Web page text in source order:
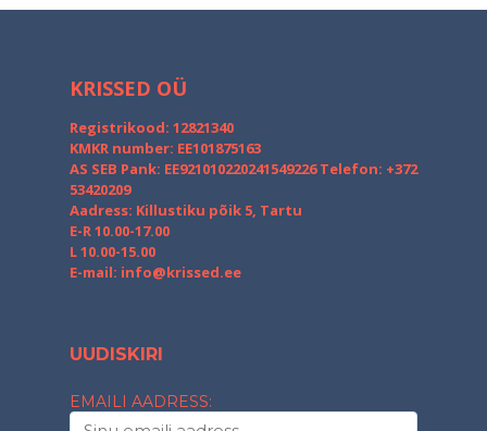
KRISSED OÜ
Registrikood: 12821340
KMKR number: EE101875163
AS SEB Pank: EE921010220241549226 Telefon: +372
53420209
Aadress: Killustiku põik 5, Tartu
E-R 10.00-17.00
L 10.00-15.00
E-mail: info@krissed.ee
UUDISKIRI
EMAILI AADRESS: